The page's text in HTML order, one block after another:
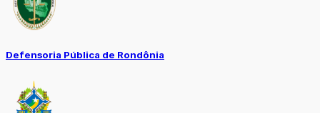
Defensoria Pública de Rondônia